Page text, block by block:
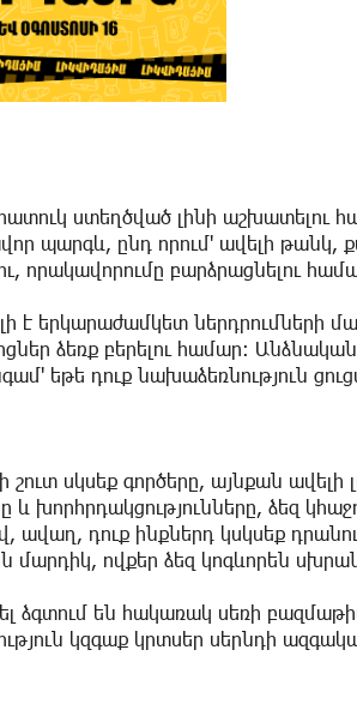
ստեղծված լինի աշխատելու
պարգև, ընդ որում' ավելի թանկ,
որակավորումը բարձրացնելու
է երկարաժամկետ ներդրումների
ձեռք բերելու համար:
եթե դուք նախաձեռնություն
շուտ սկսեք գործերը, այնքան
խորհրդակցությունները, ձեզ
ավաղ, դուք ինքներդ կսկսեք
ովքեր ձեզ կոգևորեն
ձգտում են հակառակ սեռի
կզգաք կրտսեր սերնդի